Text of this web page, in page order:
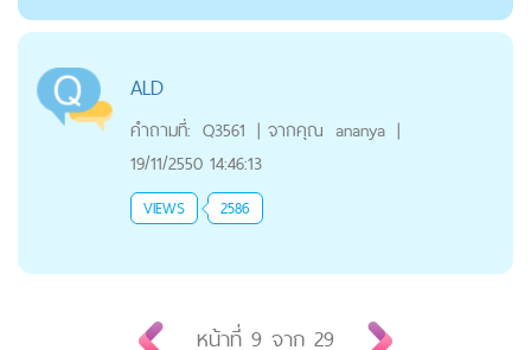
ALD
คำถามที่: Q3561 | จากคุณ ananya |
19/11/2550 14:46:13
VIEWS 2586
หน้าที่ 9 จาก 29